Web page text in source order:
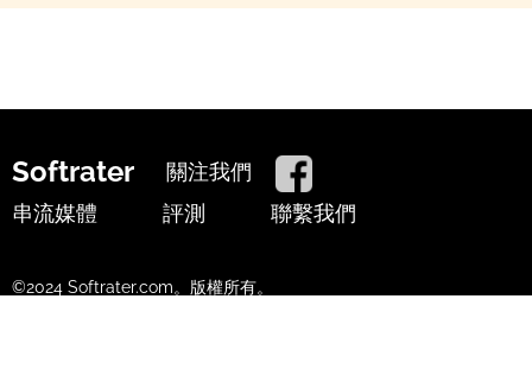
Softrater
關注我們
串流媒體
評測 聯繫我們
©2024 Softrater.com。版權所有。